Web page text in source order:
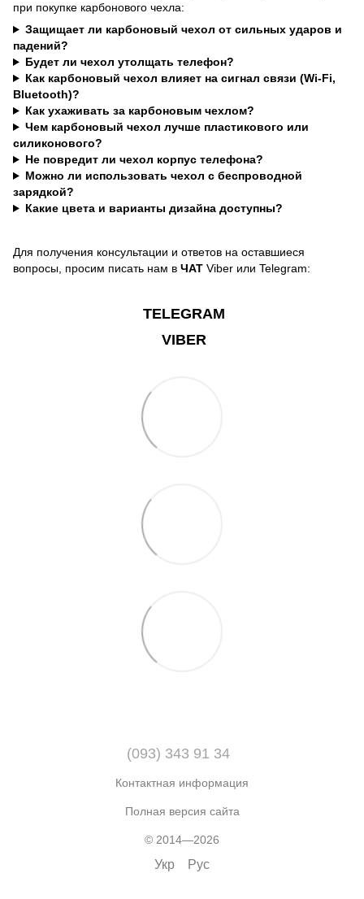
при покупке карбонового чехла:
Защищает ли карбоновый чехол от сильных ударов и
падений?
Будет ли чехол утолщать телефон?
Как карбоновый чехол влияет на сигнал связи (Wi-Fi,
Bluetooth)?
Как ухаживать за карбоновым чехлом?
Чем карбоновый чехол лучше пластикового или
силиконового?
Не повредит ли чехол корпус телефона?
Можно ли использовать чехол с беспроводной
зарядкой?
Какие цвета и варианты дизайна доступны?
Для получения консультации и ответов на оставшиеся
вопросы, просим писать нам в ЧАТ Viber или Telegram:
TELEGRAM
VIBER
(093) 343 91 34
Контактная информация
Полная версия сайта
© 2014—2026
Укр Рус